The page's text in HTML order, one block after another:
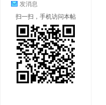
发消息
扫一扫，手机访问本帖